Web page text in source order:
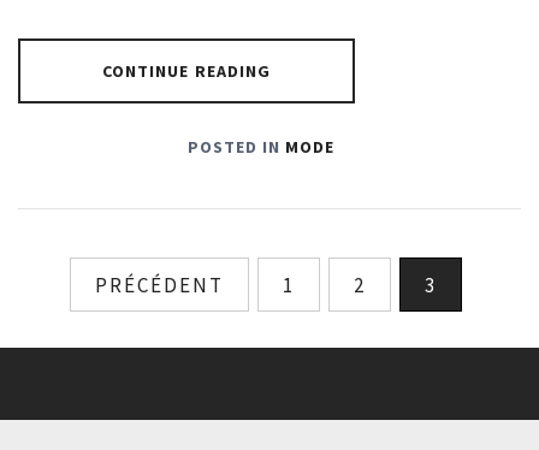
CONTINUE READING
POSTED IN MODE
PaginationPRÉCÉDENT 1 2 3